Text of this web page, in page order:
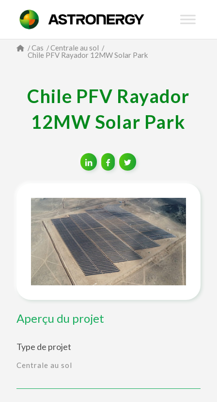
/Cas /Centrale au sol /
Chile PFV Rayador 12MW Solar Park
Chile PFV Rayador
12MW Solar Park
Aperçu du projet
Type de projet
Centrale au sol